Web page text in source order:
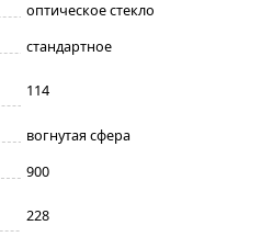
оптическое стекло
стандартное
114
вогнутая сфера
900
228